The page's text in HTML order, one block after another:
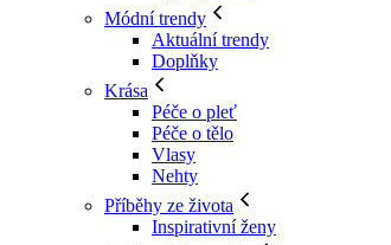
Módní trendy
Aktuální trendy
Doplňky
Krása
Péče o pleť
Péče o tělo
Vlasy
Nehty
Příběhy ze života
Inspirativní ženy